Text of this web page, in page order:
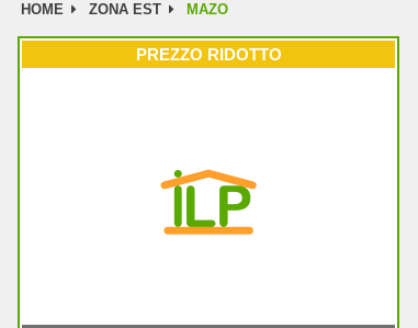
HOME ZONA EST MAZO
PREZZO RIDOTTO